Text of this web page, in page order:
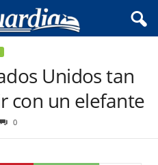
Unidos tan
con un elefante
0